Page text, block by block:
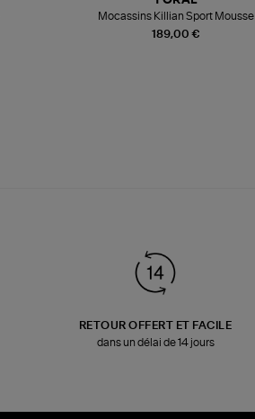
189,00 €
Mocassins Killian Sport Mousse
RETOUR OFFERT ET FACILE
dans un délai de 14 jours